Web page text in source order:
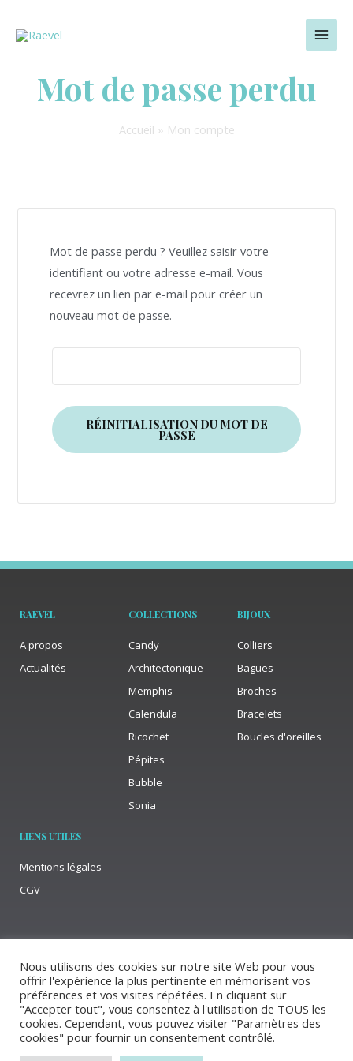
Mot de passe perdu
Accueil » Mon compte
Mot de passe perdu ? Veuillez saisir votre
identifiant ou votre adresse e-mail. Vous
recevrez un lien par e-mail pour créer un
nouveau mot de passe.
RÉINITIALISATION DU MOT DE
PASSE
RAEVEL
A propos
Actualités
COLLECTIONS
Candy
Architectonique
Memphis
Calendula
Ricochet
Pépites
Bubble
Sonia
BIJOUX
Colliers
Bagues
Broches
Bracelets
Boucles d'oreilles
LIENS UTILES
Mentions légales
CGV
I
n
s
t
a
g
r
a
m
F
a
b
o
e
Site créé par Satel’is
Nous utilisons des cookies sur notre site Web pour vous
offrir l'expérience la plus pertinente en mémorisant vos
préférences et vos visites répétées. En cliquant sur
"Accepter tout", vous consentez à l'utilisation de TOUS les
cookies. Cependant, vous pouvez visiter "Paramètres des
cookies" pour fournir un consentement contrôlé.